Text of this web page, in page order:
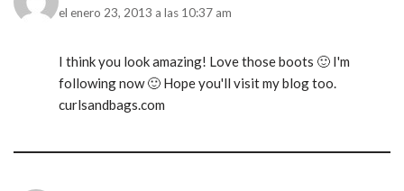
el enero 23, 2013 a las 10:37 am
I think you look amazing! Love those boots 🙂 I'm
following now 🙂 Hope you'll visit my blog too.
curlsandbags.com